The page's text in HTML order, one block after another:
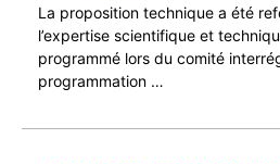
La proposition technique a été
l’expertise scientifique et
programmé lors du comité
programmation …